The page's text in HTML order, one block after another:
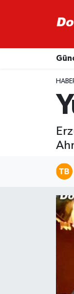
Ekonomi
Trafik
Tüm
Son